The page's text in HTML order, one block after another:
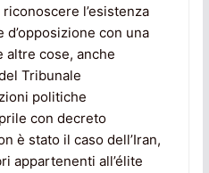
l’esistenza
con una
altre cose, anche
Tribunale
politiche
con decreto
è stato il caso dell’Iran,
appartenenti all’élite